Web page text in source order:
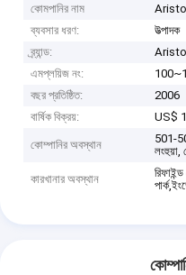
কোমপানির নাম
ব্যবসার ধরণ:
উত্পাদক
ব্র্যান্ড:
Aristo
এমপ্লয়িজ নং:
বছর প্রতিষ্ঠিত:
2006
বার্ষিক বিক্রয়:
US$
কোম্পানির অবস্থান
501-
লংহুয়া,
কারখানার অবস্থান